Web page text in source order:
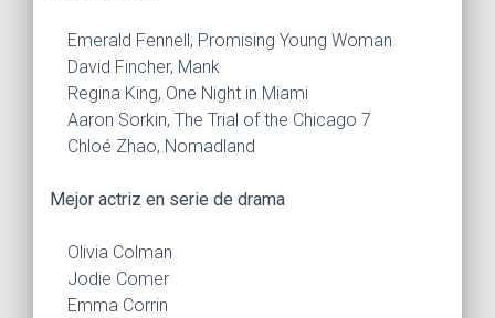
Emerald Fennell, Promising Young Woman
David Fincher, Mank
Regina King, One Night in Miami
Aaron Sorkin, The Trial of the Chicago 7
Chloé Zhao, Nomadland
Mejor actriz en serie de drama
Olivia Colman
Jodie Comer
Emma Corrin